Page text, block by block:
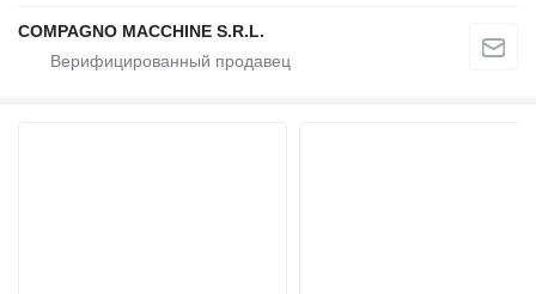
COMPAGNO MACCHINE S.R.L.